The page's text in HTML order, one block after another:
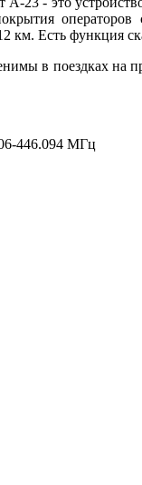
км. Есть функция
в поездках на
446.094 МГц